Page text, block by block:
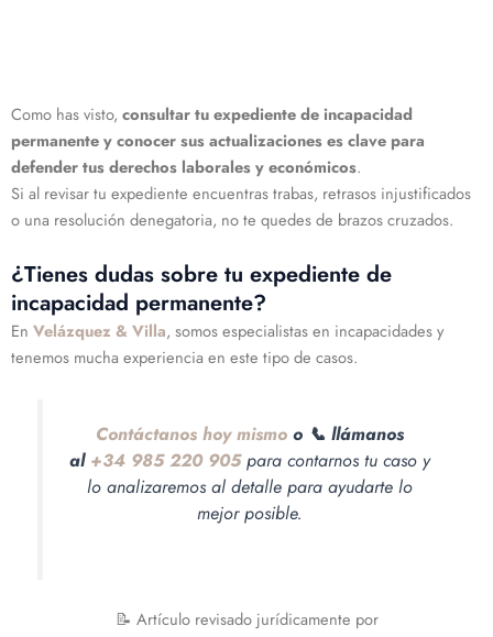
Como has visto, consultar tu expediente de incapacidad
permanente y conocer sus actualizaciones es clave para
defender tus derechos laborales y económicos.
Si al revisar tu expediente encuentras trabas, retrasos injustificados
o una resolución denegatoria, no te quedes de brazos cruzados.
¿Tienes dudas sobre tu expediente de
incapacidad permanente?
En Velázquez & Villa, somos especialistas en incapacidades y
tenemos mucha experiencia en este tipo de casos.
Contáctanos hoy mismoo 📞 llámanos
al +34 985 220 905para contarnos tu caso y
lo analizaremos al detalle para ayudarte lo
mejor posible.
📝 Artículo revisado jurídicamente por